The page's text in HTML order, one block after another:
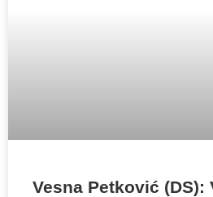
Vesna Petković (DS):